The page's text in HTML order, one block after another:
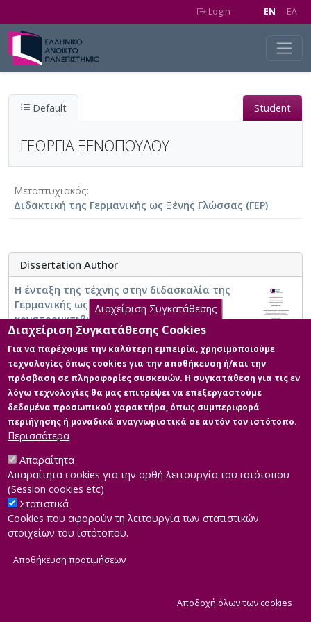
Login EN EΛ
Default Student
ΓΕΩΡΓΙΑ ΞΕΝΟΠΟΥΛΟΥ
Μεταπτυχιακός
Διδακτική της Γερμανικής ως Ξένης Γλώσσας (ΓΕΡ)
Dissertation Author
Η ένταξη της τέχνης στην διδασκαλία της
Γερμανικής ως ξένης γλώσσας: ένα
κονστρουκτιβιστικά προσανατολισμένο
σενάριο στο καλλιτεχνικό Γυμνάσιο Αθήνας
Developed byINTEROPTICS
Διαχείριση Συγκατάθεσης
Διαχείριση Συγκατάθεσης Cookies
Για να παρέχουμε την καλύτερη εμπειρία, χρησιμοποιούμε
τεχνολογίες όπως cookies για την αποθήκευση ή/και την
πρόσβαση σε πληροφορίες συσκευών. Η συγκατάθεση για τις εν
λόγω τεχνολογίες θα μας επιτρέψει να επεξεργαστούμε
δεδομένα προσωπικού χαρακτήρα, όπως συμπεριφορά
περιήγησης ή μοναδικά αναγνωριστικά σε αυτόν τον ιστότοπο.
Περισσότερα
Απαραίτητα
Απαραίτητα cookies για την ορθή λειτουργία του ιστότοπου
(Session cookies etc)
Στατιστικά
Cookies που αφορούν τη λειτουργία των στατιστικών
στοιχείων του ιστότοπου.
Αποθήκευση προτιμήσεων
Αποδοχή όλων των cookies